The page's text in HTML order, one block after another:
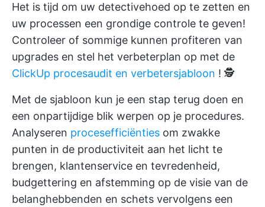
Het is tijd om uw detectivehoed op te zetten en
uw processen een grondige controle te geven!
Controleer of sommige kunnen profiteren van
upgrades en stel het verbeterplan op met de
ClickUp procesaudit en verbetersjabloon ! 🕵️
Met de sjabloon kun je een stap terug doen en
een onpartijdige blik werpen op je procedures.
Analyseren procesefficiënties om zwakke
punten in de productiviteit aan het licht te
brengen, klantenservice en tevredenheid,
budgettering en afstemming op de visie van de
belanghebbenden en schets vervolgens een